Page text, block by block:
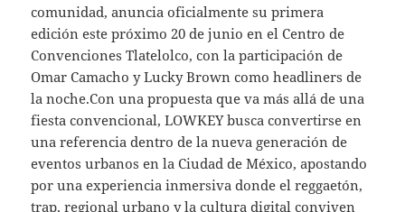
comunidad, anuncia oficialmente su primera
edición este próximo 20 de junio en el Centro de
Convenciones Tlatelolco, con la participación de
Omar Camacho y Lucky Brown como headliners de
la noche.Con una propuesta que va más allá de una
fiesta convencional, LOWKEY busca convertirse en
una referencia dentro de la nueva generación de
eventos urbanos en la Ciudad de México, apostando
por una experiencia inmersiva donde el reggaetón,
trap, regional urbano y la cultura digital conviven